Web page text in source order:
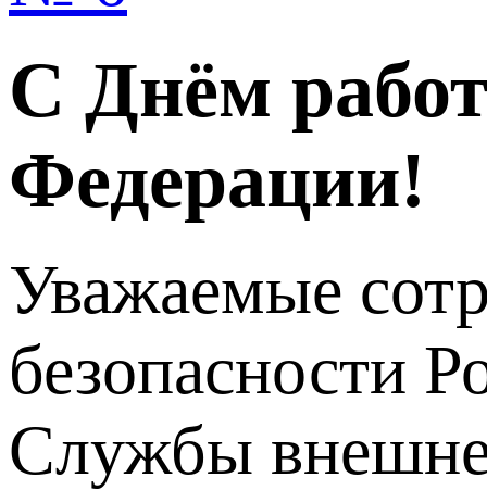
С Днём
Федерации!
Уважаемые
безопасности
Службы